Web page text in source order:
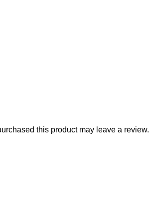
this product may leave a review.